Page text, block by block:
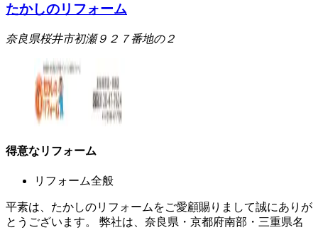
たかしのリフォーム
奈良県桜井市初瀬９２７番地の２
得意なリフォーム
リフォーム全般
平素は、たかしのリフォームをご愛顧賜りまして誠にありが
とうございます。 弊社は、奈良県・京都府南部・三重県名